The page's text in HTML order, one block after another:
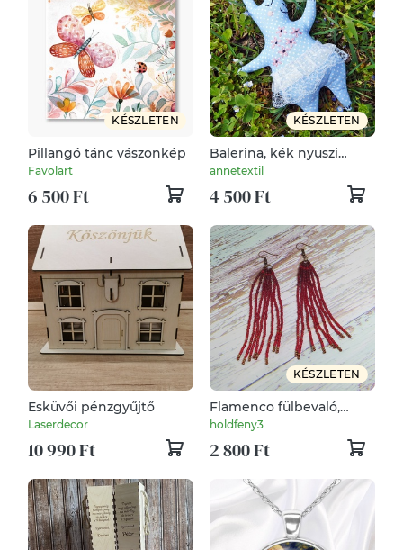
KÉSZLETEN
Pillangó tánc vászonkép
Favolart
6 500 Ft
KÉSZLETEN
Balerina, kék nyuszi
tütüben
annetextil
4 500 Ft
Esküvői pénzgyűjtő
Laserdecor
10 990 Ft
KÉSZLETEN
Flamenco fülbevaló,
gyöngy, gyöngyékszer,
gyöngy fülbevaló,
névnap, születésnap,
Nőnap, Húsvét
holdfeny3
2 800 Ft